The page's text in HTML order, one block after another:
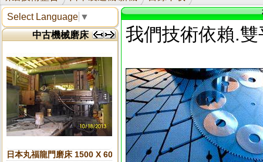
Select Language ▼
中古機械磨床
日本丸福龍門磨床 1500 X 6000
我們技術依賴.